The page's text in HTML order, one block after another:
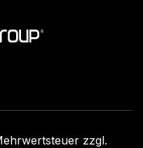
zzgl.